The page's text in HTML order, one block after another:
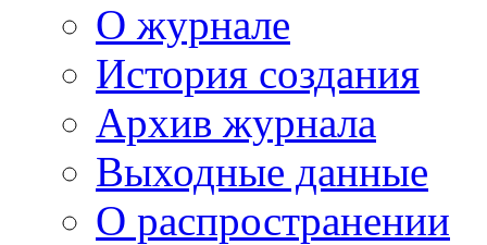
О журнале
История создания
Архив журнала
Выходные данные
О распространении